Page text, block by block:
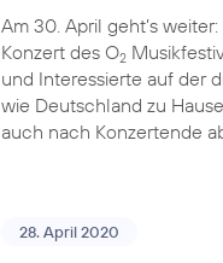
Am 30. April geht’s
Konzert des O2
und Interessierte auf der
wie Deutschland zu
auch nach Konzertende
28. April 2020